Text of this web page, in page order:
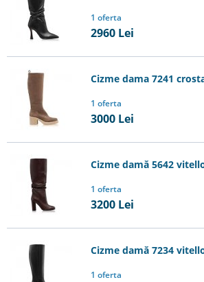
1 oferta
2960 Lei
Cizme dama 7241
1 oferta
3000 Lei
Cizme damă 5642
1 oferta
3200 Lei
Cizme damă 7234
1 oferta